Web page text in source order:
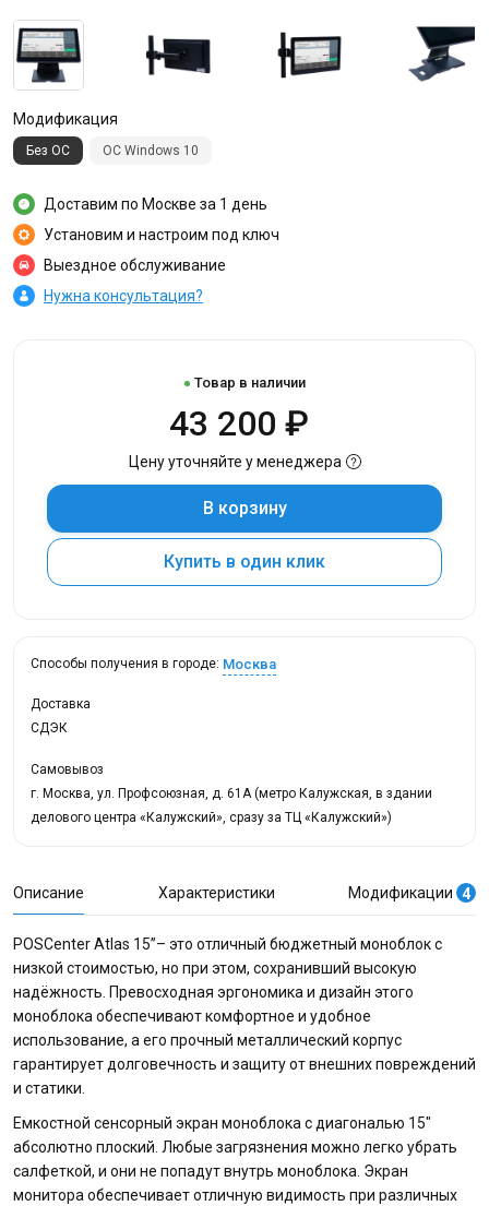
Модификация
Без ОС ОС Windows 10
Доставим по Москве за 1 день
Установим и настроим под ключ
Выездное обслуживание
Нужна консультация?
Товар в наличии
43 200 ₽
Цену уточняйте у менеджера
В корзину
Купить в один клик
Способы получения в городе: Москва
Доставка
СДЭК
Самовывоз
г. Москва, ул. Профсоюзная, д. 61А (метро Калужская, в здании
делового центра «Калужский», сразу за ТЦ «Калужский»)
Описание Характеристики Модификации 4
POSСenter Atlas 15”– это отличный бюджетный моноблок c
низкой стоимостью, но при этом, сохранивший высокую
надёжность. Превосходная эргономика и дизайн этого
моноблока обеспечивают комфортное и удобное
использование, а его прочный металлический корпус
гарантирует долговечность и защиту от внешних повреждений
и статики.
Емкостной сенсорный экран моноблока c диагональю 15"
абсолютно плоский. Любые загрязнения можно легко убрать
салфеткой, и они не попадут внутрь моноблока. Экран
монитора обеспечивает отличную видимость при различных